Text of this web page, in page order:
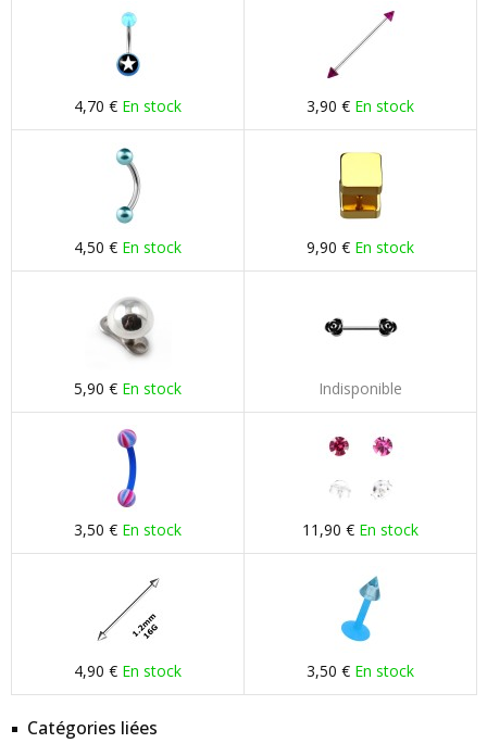
4,70 € En stock 3,90 € En stock
4,50 € En stock 9,90 € En stock
5,90 € En stock Indisponible
3,50 € En stock 11,90 € En stock
4,90 € En stock 3,50 € En stock
Catégories liées